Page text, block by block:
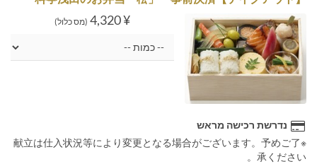
¥ 4,320 (מס כלול)
נדרשת רכישה מראש
※献立は仕入状況等により変更となる場合がございます。予めご了
承ください。